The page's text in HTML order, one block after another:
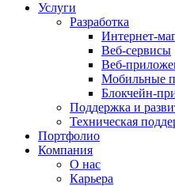
Услуги
Разработка
Интернет-
Веб-сервисы
Веб-
Мобильные
Блокчейн-
Поддержка и
Техническая
Портфолио
Компания
О нас
Карьера